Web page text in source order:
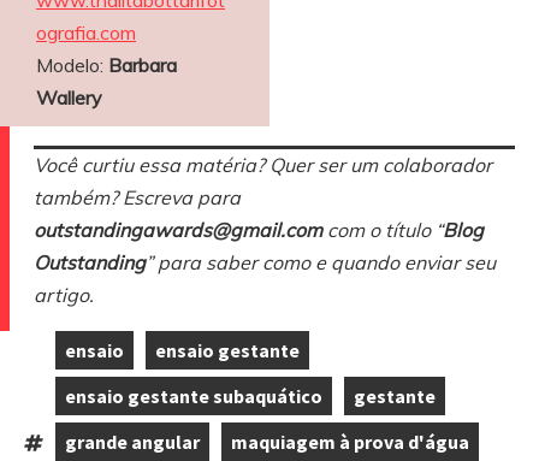
ografia.com
Modelo: Barbara
Wallery
Você curtiu essa matéria? Quer ser um colaborador
também? Escreva para
outstandingawards@gmail.comcom o título “Blog
Outstanding” para saber como e quando enviar seu
artigo.
ensaio
ensaio gestante
,
ensaio gestante subaquático
gestante
,
grande angular maquiagem à prova d'água